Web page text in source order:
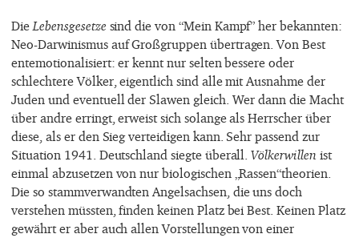
DieLebensgesetze sind die von “Mein Kampf” her bekannten:
Neo-Darwinismus auf Großgruppen übertragen. Von Best
entemotionalisiert: er kennt nur selten bessere oder
schlechtere Völker, eigentlich sind alle mit Ausnahme der
Juden und eventuell der Slawen gleich. Wer dann die Macht
über andre erringt, erweist sich solange als Herrscher über
diese, als er den Sieg verteidigen kann. Sehr passend zur
Situation 1941. Deutschland siegte überall.Völkerwillen ist
einmal abzusetzen von nur biologischen „Rassen“theorien.
Die so stammverwandten Angelsachsen, die uns doch
verstehen müssten, finden keinen Platz bei Best. Keinen Platz
gewährt er aber auch allen Vorstellungen von einer